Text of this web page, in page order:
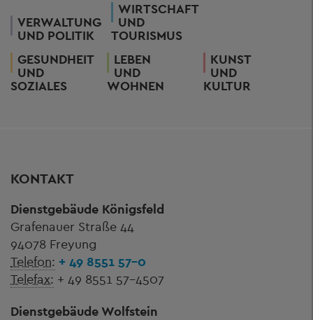
VERWALTUNG
UND POLITIK
WIRTSCHAFT
UND
TOURISMUS
GESUNDHEIT
UND
SOZIALES
LEBEN
UND
WOHNEN
KUNST
UND
KULTUR
KONTAKT
Dienstgebäude Königsfeld
Grafenauer Straße 44
94078 Freyung
Telefon: + 49 8551 57-0
Telefax: + 49 8551 57-4507
Dienstgebäude Wolfstein